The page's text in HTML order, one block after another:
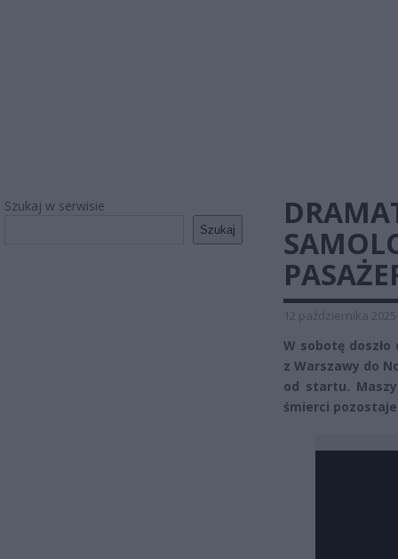
Szukaj w serwisie
Szukaj
12 października 2025
W sobotę
z Warszawy do
od startu.
śmierci